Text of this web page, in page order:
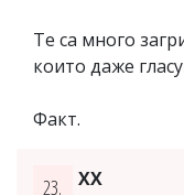
Те са много
които даже
Факт.
23. XX